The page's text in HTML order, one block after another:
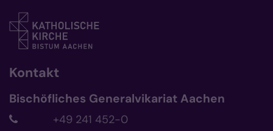
Kontakt
Bischöfliches Generalvikariat Aachen
+49 241 452-0